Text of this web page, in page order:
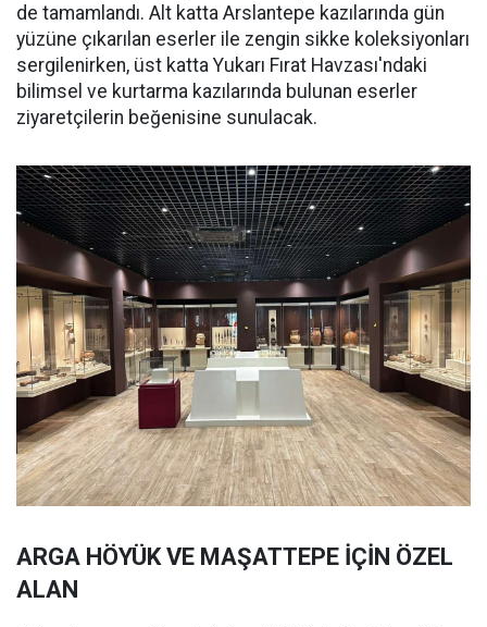
de tamamlandı. Alt katta Arslantepe kazılarında gün
yüzüne çıkarılan eserler ile zengin sikke koleksiyonları
sergilenirken, üst katta Yukarı Fırat Havzası'ndaki
bilimsel ve kurtarma kazılarında bulunan eserler
ziyaretçilerin beğenisine sunulacak.
ARGA HÖYÜK VE MAŞATTEPE İÇİN ÖZEL
ALAN